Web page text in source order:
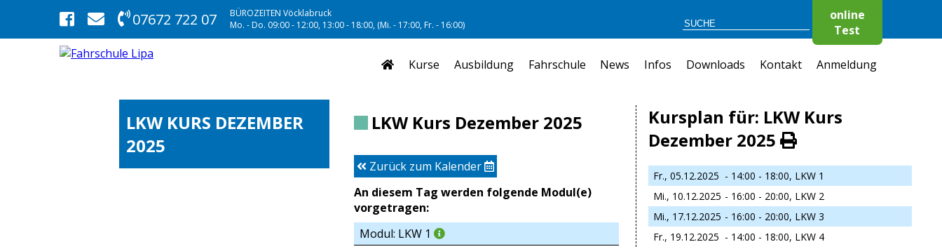
07672 722 07
BÜROZEITEN Vöcklabruck
Mo. - Do. 09:00 - 12:00, 13:00 - 18:00, (Mi. - 17:00, Fr. - 16:00)
online
Test
Kurse Ausbildung Fahrschule News Infos Downloads Kontakt Anmeldung
LKW KURS DEZEMBER
2025
LKW Kurs Dezember 2025
Zurück zum Kalender
An diesem Tag werden folgende Modul(e)
vorgetragen:
Modul: LKW 1
Kursplan für: LKW Kurs
Dezember 2025
Fr., 05.12.2025 - 14:00 - 18:00, LKW 1
Mi., 10.12.2025 - 16:00 - 20:00, LKW 2
Mi., 17.12.2025 - 16:00 - 20:00, LKW 3
Fr., 19.12.2025 - 14:00 - 18:00, LKW 4